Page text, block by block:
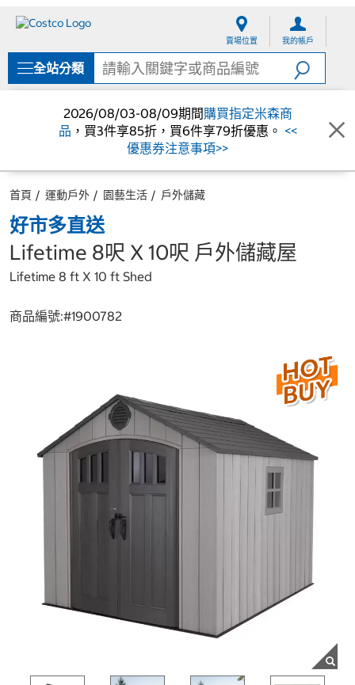
單
賣場位置 我的帳戶
全站分類
2026/08/03-08/09期間購買指定米森商
品 ，買3件享85折，買6件享79折優惠。 <<
優惠券注意事項>>
首頁 運動戶外 園藝生活 戶外儲藏
好市多直送
Lifetime 8呎 X 10呎 戶外儲藏屋
Lifetime 8 ft X 10 ft Shed
商品編號:#1900782